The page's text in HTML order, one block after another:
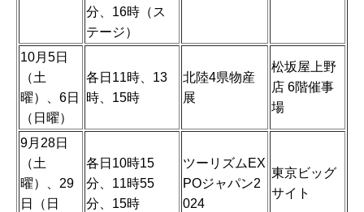
分、16時（ス
テージ）
10月5日
（土
曜）、6日
（日曜）
各日11時、13
時、15時
北陸4県物産
展
松坂屋上野
店 6階催事
場
9月28日
（土
曜）、29
日（日
各日10時15
分、11時55
分、15時
ツーリズムEX
POジャパン2
024
東京ビッグ
サイト